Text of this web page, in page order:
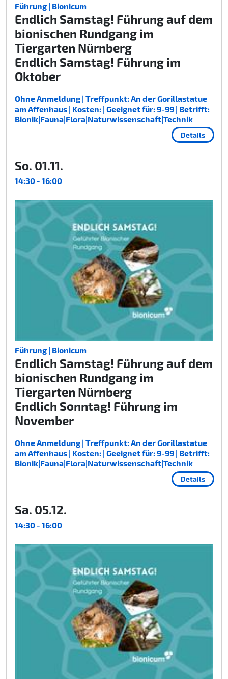
Führung | Bionicum
Endlich Samstag! Führung auf dem
bionischen Rundgang im
Tiergarten Nürnberg
Endlich Samstag! Führung im
Oktober
Ohne Anmeldung | Treffpunkt: An der Gorillastatue
am Affenhaus | Kosten: | Geeignet für: 9-99 | Betrifft:
Bionik|Fauna|Flora|Naturwissenschaft|Technik
Details
So. 01.11.
14:30 - 16:00
Führung | Bionicum
Endlich Samstag! Führung auf dem
bionischen Rundgang im
Tiergarten Nürnberg
Endlich Sonntag! Führung im
November
Ohne Anmeldung | Treffpunkt: An der Gorillastatue
am Affenhaus | Kosten: | Geeignet für: 9-99 | Betrifft:
Bionik|Fauna|Flora|Naturwissenschaft|Technik
Details
Sa. 05.12.
14:30 - 16:00